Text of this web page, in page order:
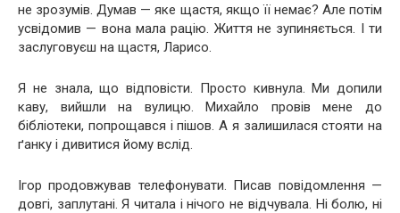
не зрозумів. Думав — яке щастя, якщо її немає? Але потім
усвідомив — вона мала рацію. Життя не зупиняється. І ти
заслуговуєш на щастя, Ларисо.
Я не знала, що відповісти. Просто кивнула. Ми допили
каву, вийшли на вулицю. Михайло провів мене до
бібліотеки, попрощався і пішов. А я залишилася стояти на
ґанку і дивитися йому вслід.
Ігор продовжував телефонувати. Писав повідомлення —
довгі, заплутані. Я читала і нічого не відчувала. Ні болю, ні